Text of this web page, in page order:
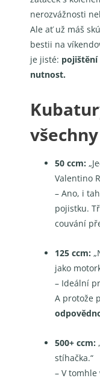
nerozvážnosti
Ale ať už máš
bestii na
je jisté: pojištění
nutnost.
50 ccm:
Valentino
– Ano, i
pojistku.
couvání
125 ccm:
jako
– Ideální
A protože
500+ ccm:
stíhačka.“
– V